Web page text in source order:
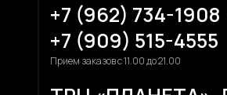
+7 (909) 515-4555
+7 (962) 734-1908
Прием заказов с 11.00 до 21.00